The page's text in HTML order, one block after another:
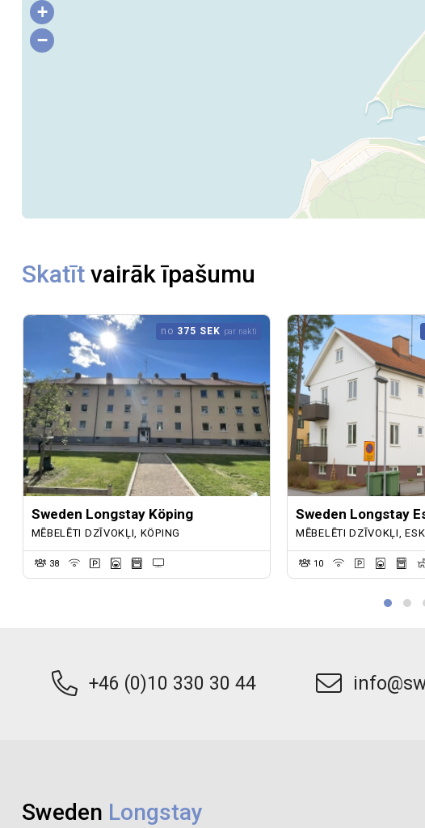
+
−
Skatīt vairāk īpašumu
no 375 SEK par nakti
Sweden Longstay Köping
MĒBELĒTI DZĪVOKĻI, KÖPING
38
Sweden Longstay
MĒBELĒTI DZĪVOKĻI,
10
+46 (0)10 330 30 44
Sweden Longstay